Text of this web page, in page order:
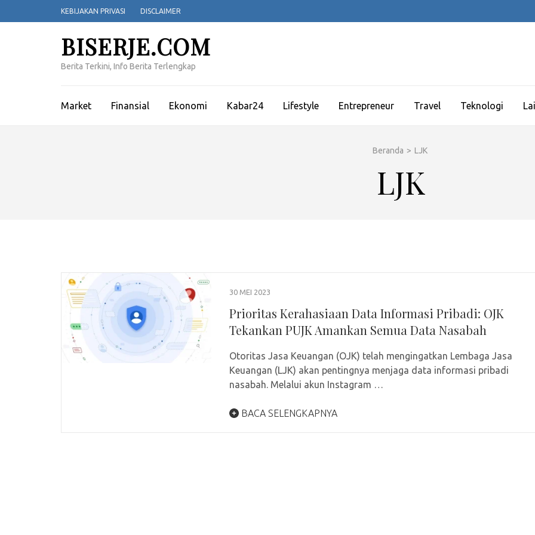
ke
KEBIJAKAN PRIVASI DISCLAIMER
BISERJE.COM
Berita Terkini, Info Berita Terlengkap
Market Finansial Ekonomi Kabar24 Lifestyle Entrepreneur Travel Teknologi
Beranda > LJK
LJK
30 MEI 2023
Prioritas Kerahasiaan Data Informasi Pribadi: OJK
Tekankan PUJK Amankan Semua Data Nasabah
Otoritas Jasa Keuangan (OJK) telah mengingatkan Lembaga Jasa
Keuangan (LJK) akan pentingnya menjaga data informasi pribadi
nasabah. Melalui akun Instagram …
BACA SELENGKAPNYA